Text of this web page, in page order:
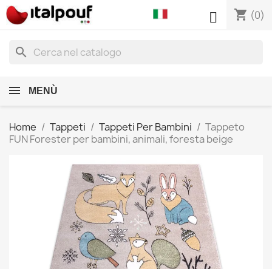
shopping_cart (0)

search
MENÙ
Home Tappeti Tappeti Per Bambini
Tappeto
FUN Forester per bambini, animali, foresta beige